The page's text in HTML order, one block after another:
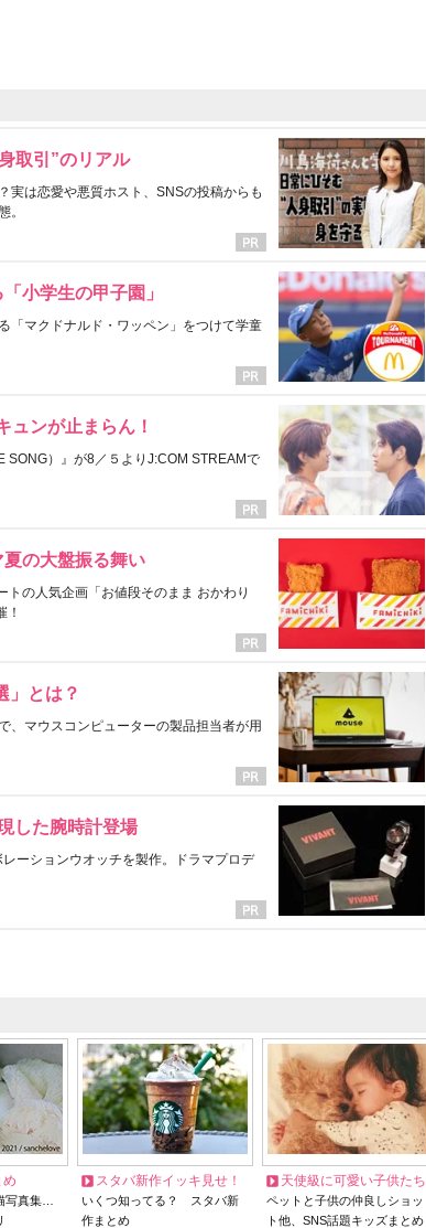
取引”のリアル
実は恋愛や悪質ホスト、SNSの投稿からも
。
小学生の甲子園」
「マクドナルド・ワッペン」をつけて学童
ュンが止まらん！
SONG）』が8／５よりJ:COM STREAMで
の大盤振る舞い
の人気企画「お値段そのまま おかわり
！
」とは？
、マウスコンピューターの製品担当者が用
した腕時計登場
ーションウオッチを製作。ドラマプロデ
め
写真集…
スタバ新作イッキ見せ！
いくつ知ってる？ スタバ新
作まとめ
天使級に可愛い子供たち
ペットと子供の仲良しショッ
ト他、SNS話題キッズまとめ